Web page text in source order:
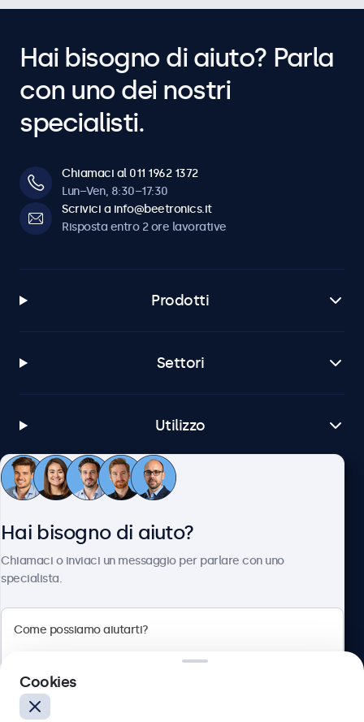
Hai bisogno di aiuto? Parla
con uno dei nostri
specialisti.
Chiamaci al 011 1962 1372
Lun–Ven, 8:30–17:30
Scrivici a info@beetronics.it
Risposta entro 2 ore lavorative
Prodotti
Settori
Utilizzo
Servizio Clienti
Hai bisogno di aiuto?
Chiamaci o inviaci un messaggio per parlare con uno
specialista.
Cookies